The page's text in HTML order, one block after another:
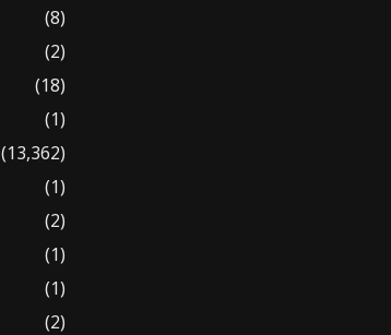
(8)
(2)
(18)
(1)
(13,362)
(1)
(2)
(1)
(1)
(2)